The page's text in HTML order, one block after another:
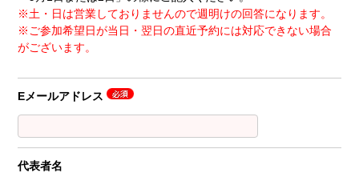
※土・日は営業しておりませんので週明けの回答になります。
※ご参加希望日が当日・翌日の直近予約には対応できない場合
がございます。
Eメールアドレス
代表者名